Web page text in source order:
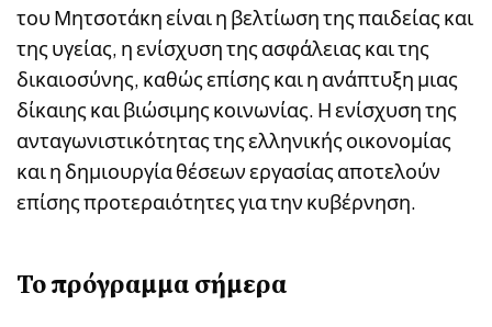
του Μητσοτάκη είναι η βελτίωση της παιδείας και
της υγείας, η ενίσχυση της ασφάλειας και της
δικαιοσύνης, καθώς επίσης και η ανάπτυξη μιας
δίκαιης και βιώσιμης κοινωνίας. Η ενίσχυση της
ανταγωνιστικότητας της ελληνικής οικονομίας
και η δημιουργία θέσεων εργασίας αποτελούν
επίσης προτεραιότητες για την κυβέρνηση.
Το πρόγραμμα σήμερα